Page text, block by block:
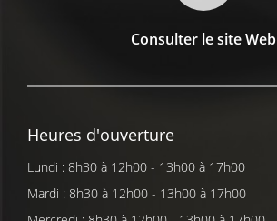
Consulter le site Web
Heures d'ouverture
Lundi : 8h30 à 12h00 - 13h00 à 17h00
Mardi : 8h30 à 12h00 - 13h00 à 17h00